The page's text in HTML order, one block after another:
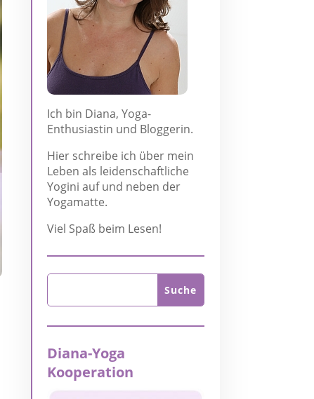
Ich bin Diana, Yoga-
Enthusiastin und Bloggerin.
Hier schreibe ich über mein
Leben als leidenschaftliche
Yogini auf und neben der
Yogamatte.
Viel Spaß beim Lesen!
Diana-Yoga
Kooperation